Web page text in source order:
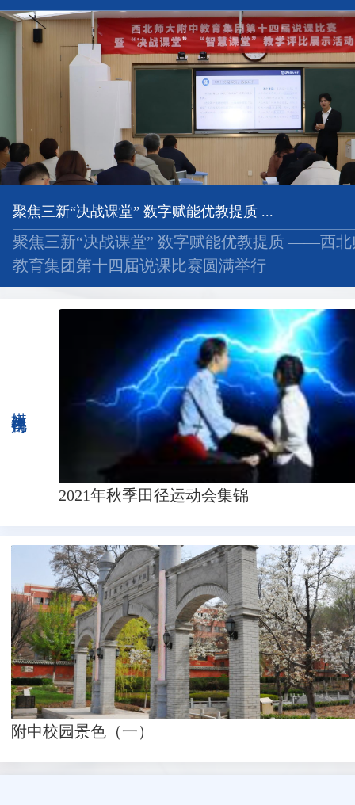
聚焦三新“决战课堂” 数字赋能优教提质 ...
聚焦三新“决战课堂” 数字赋能优教提质 ——西北
教育集团第十四届说课比赛圆满举行
2021年秋季田径运动会集锦
附中校园景色（一）